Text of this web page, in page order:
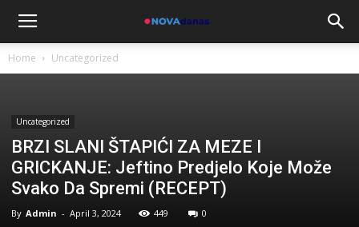
Home Uncategorized
Uncategorized
BRZI SLANI ŠTAPIĆI ZA MEZE I
GRICKANJE: Jeftino Predjelo Koje Može
Svako Da Spremi (RECEPT)
By Admin - April 3, 2024 449 0